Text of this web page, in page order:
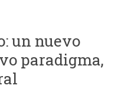
un nuevo
paradigma,